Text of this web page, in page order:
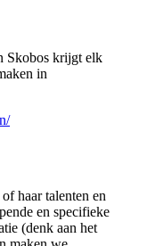
Skobos krijgt elk
in
haar talenten en
en specifieke
(denk aan het